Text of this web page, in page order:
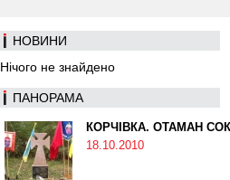
НОВИНИ
Нічого не знайдено
ПАНОРАМА
КОРЧІВКА. ОТАМАН
18.10.2010